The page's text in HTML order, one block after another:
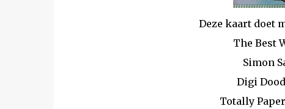
Deze kaart doet
The Best
Simon
Digi
Totally